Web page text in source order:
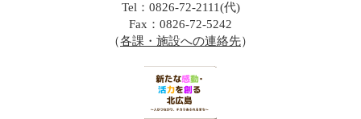
Tel：0826-72-2111(代)
Fax：0826-72-5242
（各課・施設への連絡先）